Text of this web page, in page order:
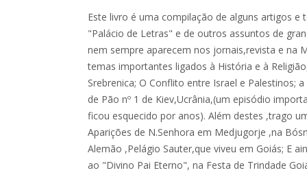
Este livro é uma compilação de alguns artigos
"Palácio de Letras" e de outros assuntos de
nem sempre aparecem nos jornais,revista e na
temas importantes ligados à História e à
Srebrenica; O Conflito entre Israel e Palestinos;
de Pão nº 1 de Kiev,Ucrânia,(um episódio
ficou esquecido por anos). Além destes ,trago
Aparições de N.Senhora em Medjugorje ,na
Alemão ,Pelágio Sauter,que viveu em Goiás; E
ao "Divino Pai Eterno", na Festa de Trindade